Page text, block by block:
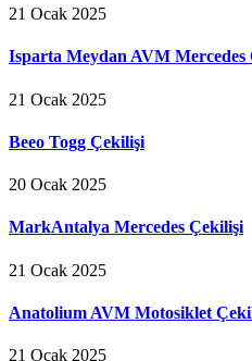
21 Ocak 2025
Isparta Meydan AVM Mercedes
21 Ocak 2025
Beeo Togg Çekilişi
20 Ocak 2025
MarkAntalya Mercedes Çekilişi
21 Ocak 2025
Anatolium AVM Motosiklet
21 Ocak 2025